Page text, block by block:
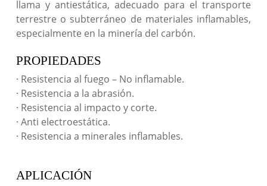
llama y antiestática, adecuado para el transporte
terrestre o subterráneo de materiales inflamables,
especialmente en la minería del carbón.
PROPIEDADES
· Resistencia al fuego – No inflamable.
· Resistencia a la abrasión.
· Resistencia al impacto y corte.
· Anti electroestática.
· Resistencia a minerales inflamables.
APLICACIÓN